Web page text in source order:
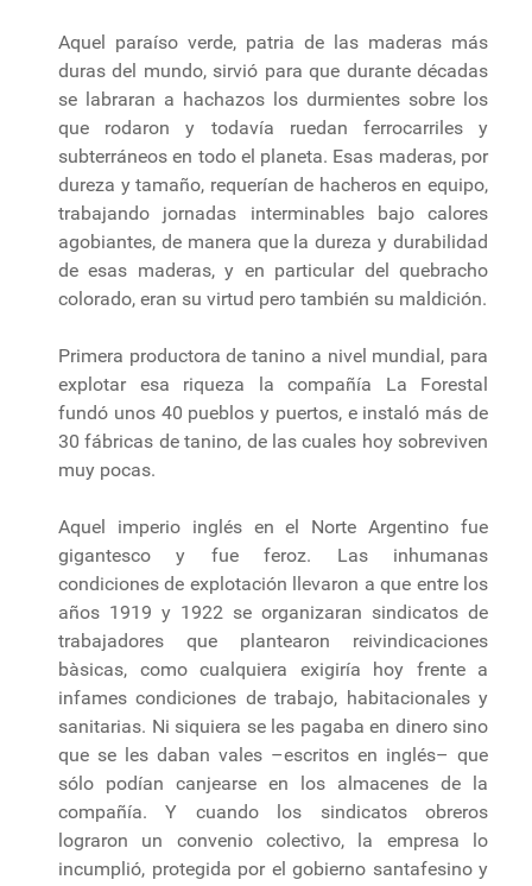
Aquel paraíso verde, patria de las maderas más
duras del mundo, sirvió para que durante décadas
se labraran a hachazos los durmientes sobre los
que rodaron y todavía ruedan ferrocarriles y
subterráneos en todo el planeta. Esas maderas, por
dureza y tamaño, requerían de hacheros en equipo,
trabajando jornadas interminables bajo calores
agobiantes, de manera que la dureza y durabilidad
de esas maderas, y en particular del quebracho
colorado, eran su virtud pero también su maldición.
Primera productora de tanino a nivel mundial, para
explotar esa riqueza la compañía La Forestal
fundó unos 40 pueblos y puertos, e instaló más de
30 fábricas de tanino, de las cuales hoy sobreviven
muy pocas.
Aquel imperio inglés en el Norte Argentino fue
gigantesco y fue feroz. Las inhumanas
condiciones de explotación llevaron a que entre los
años 1919 y 1922 se organizaran sindicatos de
trabajadores que plantearon reivindicaciones
bàsicas, como cualquiera exigiría hoy frente a
infames condiciones de trabajo, habitacionales y
sanitarias. Ni siquiera se les pagaba en dinero sino
que se les daban vales –escritos en inglés– que
sólo podían canjearse en los almacenes de la
compañía. Y cuando los sindicatos obreros
lograron un convenio colectivo, la empresa lo
incumplió, protegida por el gobierno santafesino y